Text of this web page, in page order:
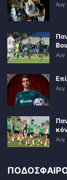
Αυγ
Αυγ
Αυγ
Αυγ